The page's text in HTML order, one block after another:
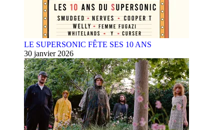
LE SUPERSONIC FÊTE SES 10 ANS
30 janvier 2026